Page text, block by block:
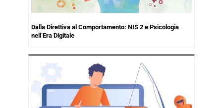
Dalla Direttiva al Comportamento: NIS 2 e Psicologia
nell’Era Digitale